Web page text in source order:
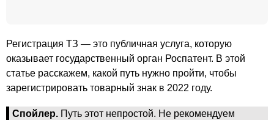
Регистрация ТЗ — это публичная услуга, которую
оказывает государственный орган Роспатент. В этой
статье расскажем, какой путь нужно пройти, чтобы
зарегистрировать товарный знак в 2022 году.
Спойлер. Путь этот непростой. Не рекомендуем